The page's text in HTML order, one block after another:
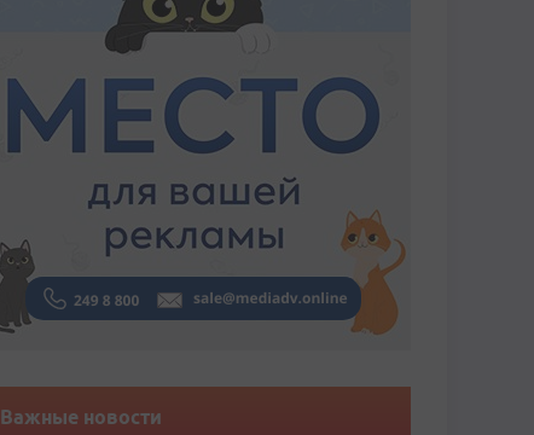
Важные новости